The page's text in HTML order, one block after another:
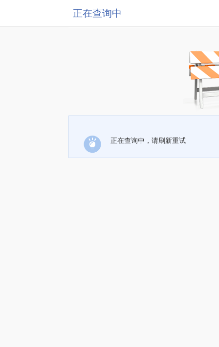
正在查询中
正在查询中，请刷新重试